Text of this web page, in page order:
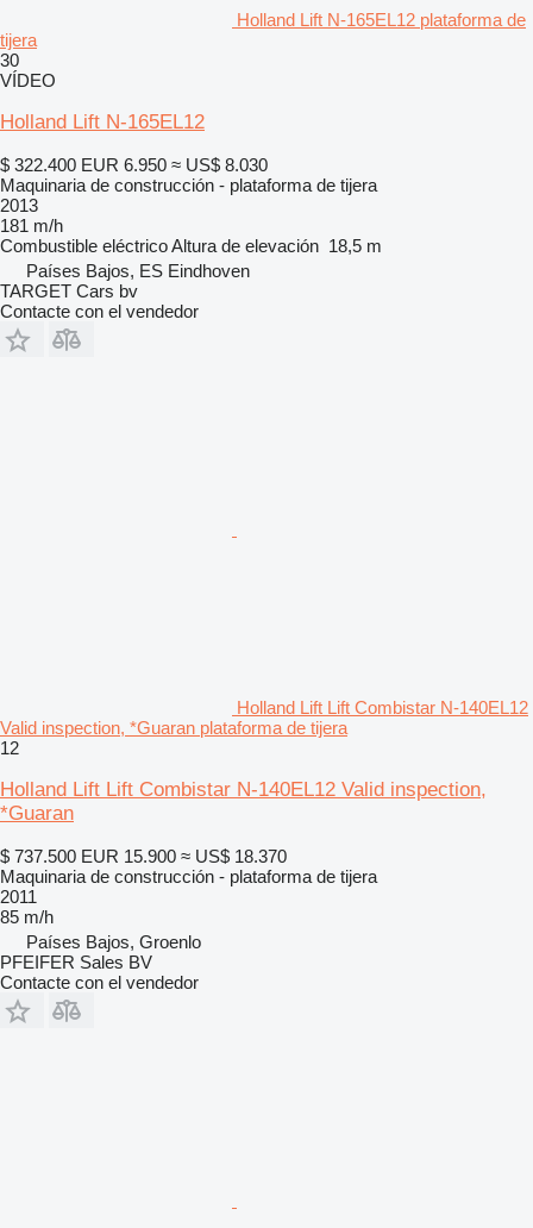
Holland Lift N-165EL12 plataforma de
tijera
30
VÍDEO
Holland Lift N-165EL12
$ 322.400 EUR 6.950 ≈ US$ 8.030
Maquinaria de construcción - plataforma de tijera
2013
181 m/h
Combustible eléctricoAltura de elevación 18,5 m
Países Bajos, ES Eindhoven
TARGET Cars bv
Contacte con el vendedor
Holland Lift Lift Combistar N-140EL12
Valid inspection, *Guaran plataforma de tijera
12
Holland Lift Lift Combistar N-140EL12 Valid inspection,
*Guaran
$ 737.500 EUR 15.900 ≈ US$ 18.370
Maquinaria de construcción - plataforma de tijera
2011
85 m/h
Países Bajos, Groenlo
PFEIFER Sales BV
Contacte con el vendedor